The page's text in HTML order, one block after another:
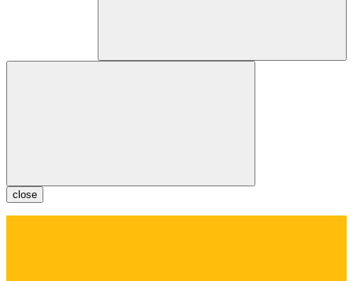
close